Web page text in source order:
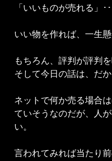
「いいものが売れる」･
いい物を作れば、一生
もちろん、評判が評判
そして今日の話は、だ
ネットで何か売る場合
ていそうなのだが、人
い。
言われてみれば当たり前